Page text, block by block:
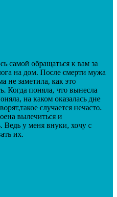
самой обращаться к вам за
на дом. После смерти мужа
не заметила, как это
Когда поняла, что вынесла
на каком оказалась дне
случается нечасто.
вылечиться и
Ведь у меня внуки, хочу с
их.